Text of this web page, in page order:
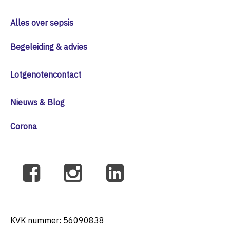
Alles over sepsis
Begeleiding & advies
Lotgenotencontact
Nieuws & Blog
Corona
KVK nummer: 56090838